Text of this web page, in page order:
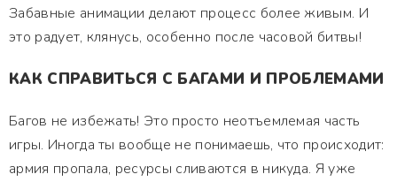
Забавные анимации делают процесс более живым. И
это радует, клянусь, особенно после часовой битвы!
КАК СПРАВИТЬСЯ С БАГАМИ И ПРОБЛЕМАМИ
Багов не избежать! Это просто неотъемлемая часть
игры. Иногда ты вообще не понимаешь, что происходит:
армия пропала, ресурсы сливаются в никуда. Я уже